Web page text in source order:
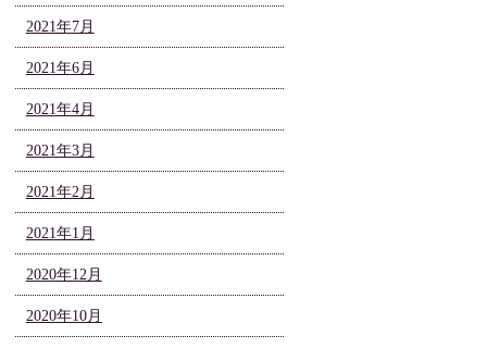
2021年7月
2021年6月
2021年4月
2021年3月
2021年2月
2021年1月
2020年12月
2020年10月